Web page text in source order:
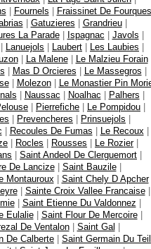
| Fournels | Fraissinet De Fourques
| Gatuzieres | Grandrieu|
La Parade| Ispagnac | Javols |
| Lanuejols | Laubert | Les Laubies |
| La Malene| Le Malzieu Forain
| Mas D Orcieres | Le Massegros |
| Molezon| Le Monastier Pin
| Naussac | Noalhac | Palhers |
| Pierrefiche | Le Pompidou |
| Prevencheres | Prinsuejols |
| Recoules De Fumas | Le Recoux |
| Rocles | Rousses | Le Rozier|
| Saint Andeol De Clerguemort |
De Lancize| Saint Bauzile|
Montauroux | Saint Chely D Apcher
| Sainte Croix Vallee Francaise|
| Saint Etienne Du Valdonnez |
Eulalie| Saint Flour De Mercoire|
De Ventalon| Saint Gal |
De Calberte | Saint Germain Du Teil